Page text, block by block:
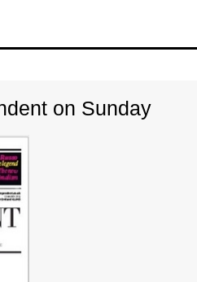
on Sunday